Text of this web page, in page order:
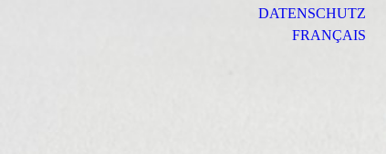
DATENSCHUTZ
FRANÇAIS